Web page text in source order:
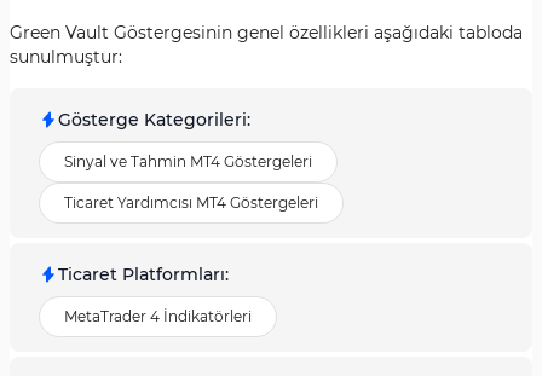
Green Vault Göstergesinin genel özellikleri aşağıdaki tabloda
sunulmuştur:
Gösterge Kategorileri:
Sinyal ve Tahmin MT4 Göstergeleri
Ticaret Yardımcısı MT4 Göstergeleri
Ticaret Platformları:
MetaTrader 4 İndikatörleri